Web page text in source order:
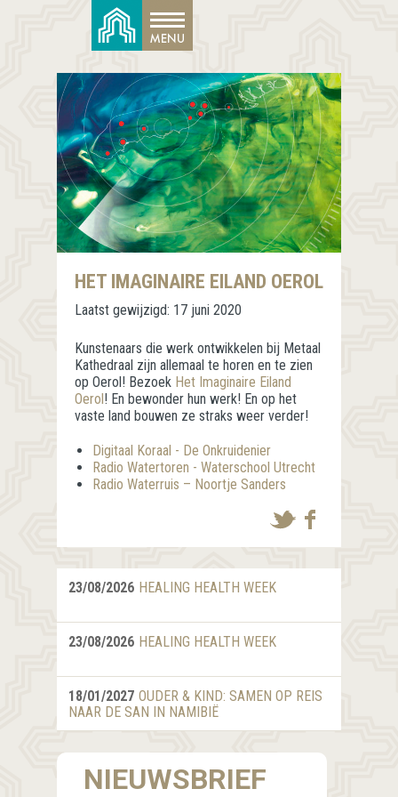
HET IMAGINAIRE EILAND OEROL
Laatst gewijzigd: 17 juni 2020
Kunstenaars die werk ontwikkelen bij Metaal
Kathedraal zijn allemaal te horen en te zien
op Oerol! Bezoek Het Imaginaire Eiland
Oerol! En bewonder hun werk! En op het
vaste land bouwen ze straks weer verder!
Digitaal Koraal - De Onkruidenier
Radio Watertoren - Waterschool Utrecht
Radio Waterruis – Noortje Sanders
23/08/2026 HEALING HEALTH WEEK
23/08/2026 HEALING HEALTH WEEK
18/01/2027 OUDER & KIND: SAMEN OP REIS
NAAR DE SAN IN NAMIBIË
NIEUWSBRIEF